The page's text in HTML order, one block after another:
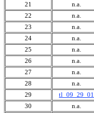
21
n.a.
22
n.a.
23
n.a.
24
n.a.
25
n.a.
26
n.a.
27
n.a.
28
n.a.
29
tl_09_29_01
30
n.a.